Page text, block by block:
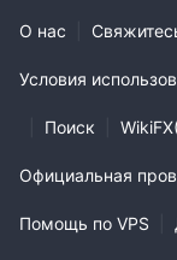
О нас
Условия
Поиск
Официальная
Помощь по VPS